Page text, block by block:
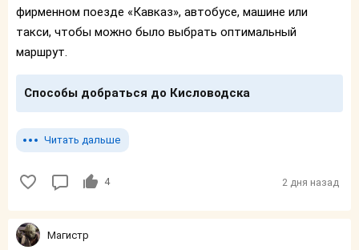
фирменном поезде «Кавказ», автобусе, машине или
такси, чтобы можно было выбрать оптимальный
маршрут.
Способы добраться до Кисловодска
Читать дальше
4 2 дня назад
Магистр